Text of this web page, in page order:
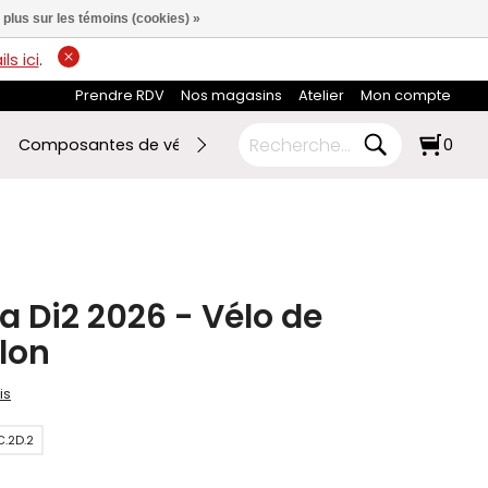
ici.
Prendre RDV Nos magasins Atelier Mon compte
Composantes de vélo Ski de fond RABAIS FIN DE
0
Di2 2026 - Vélo de
sur les témoins (cookies) »